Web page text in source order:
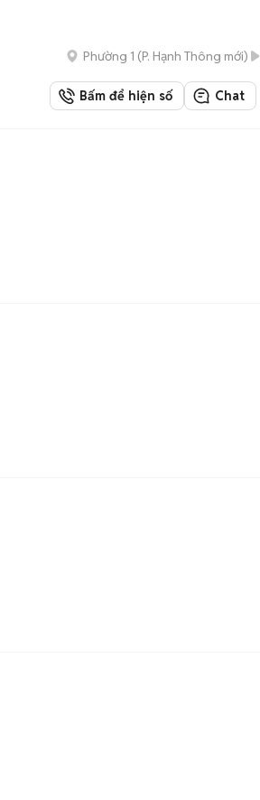
Phường 1 (P. Hạnh Thông mới)
Bấm để hiện số Chat